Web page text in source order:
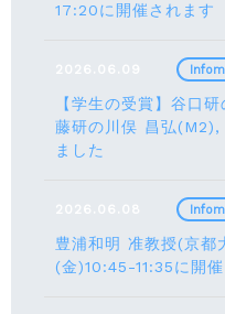
17:20に開催されます
2026.06.09
【学生の受賞】谷口
藤研の川俣 昌弘
ました
2026.06.08
豊浦和明 准教授(京都
(⾦)10:45-11:35に開